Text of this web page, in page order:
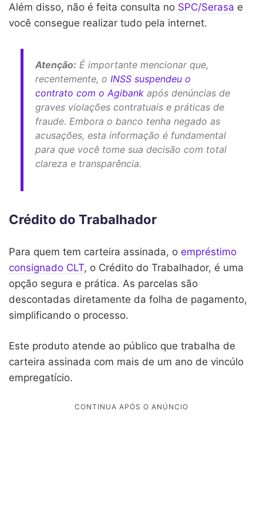
Além disso, não é feita consulta no SPC/Serasa e
você consegue realizar tudo pela internet.
Atenção: É importante mencionar que,
recentemente, o INSS suspendeu o
contrato com o Agibank após denúncias de
graves violações contratuais e práticas de
fraude. Embora o banco tenha negado as
acusações, esta informação é fundamental
para que você tome sua decisão com total
clareza e transparência.
Crédito do Trabalhador
Para quem tem carteira assinada, o empréstimo
consignado CLT, o Crédito do Trabalhador, é uma
opção segura e prática. As parcelas são
descontadas diretamente da folha de pagamento,
simplificando o processo.
Este produto atende ao público que trabalha de
carteira assinada com mais de um ano de vincúlo
empregatício.